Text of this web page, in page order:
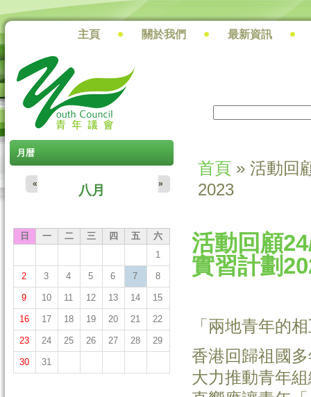
搜尋
主頁 關於我們 最新資訊
月暦
八月
« »
日 一 二 三 四 五
六
1
2 3 4 5 6 7 8
9 10 11 12 13 14 15
16 17 18 19 20 21 22
23 24 25 26 27 28 29
30 31
您在這裡
首頁 » 活動回
2023
活動回顧
實習計劃
「兩地青年的
香港回歸祖國
大力推動青年